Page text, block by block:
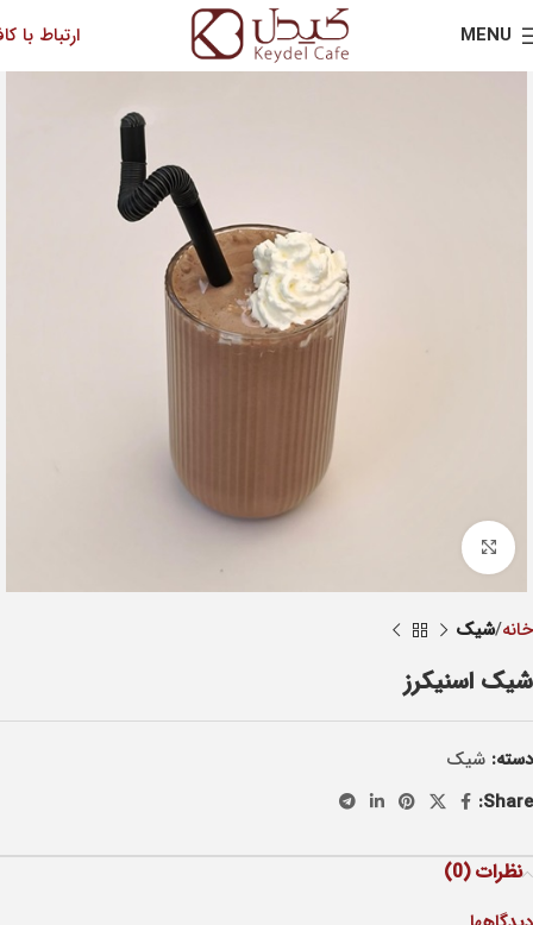
MENU ارتباط با
Click to enlarge
خانه شيک
شیک اسنیکرز
دسته: شيک
Share:
نظرات (0)